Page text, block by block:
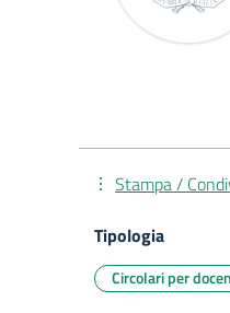
Stampa /
Tipologia
Circolari per